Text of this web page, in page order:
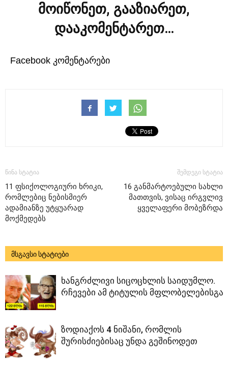
მოიწონეთ, გააზიარეთ,
დააკომენტარეთ…
Facebook კომენტარები
წინა სტატია
11 ფსიქოლოგიური ხრიკი,
რომლებიც ნებისმიერ
ადამიანზე უტყუარად
მოქმედებს
შემდეგი სტატია
16 განმარტოებული სახლი
მათთვის, ვისაც ირგვლივ
ყველაფერი მობეზრდა
მსგავსი სტატიები
ხანგრძლივი სიცოცხლის საიდუმლო.
რჩევები ამ ტიტულის მფლობელებისგან
ზოდიაქოს 4 ნიშანი, რომლის
შურისძიებისაც უნდა გეშინოდეთ